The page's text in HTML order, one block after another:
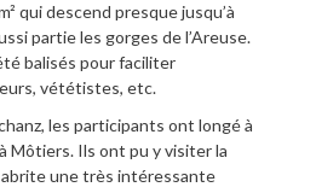
qui descend presque jusqu’à
partie les gorges de l’Areuse.
balisés pour faciliter
vététistes, etc.
les participants ont longé à
Môtiers. Ils ont pu y visiter la
une très intéressante